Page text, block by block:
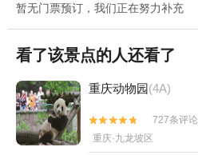
暂无门票预订，我们正在努力补充
看了该景点的人还看了
重庆动物园(4A)


727条评论
重庆·九龙坡区